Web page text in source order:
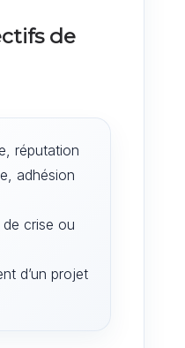
de
réputation
adhésion
crise ou
d’un projet